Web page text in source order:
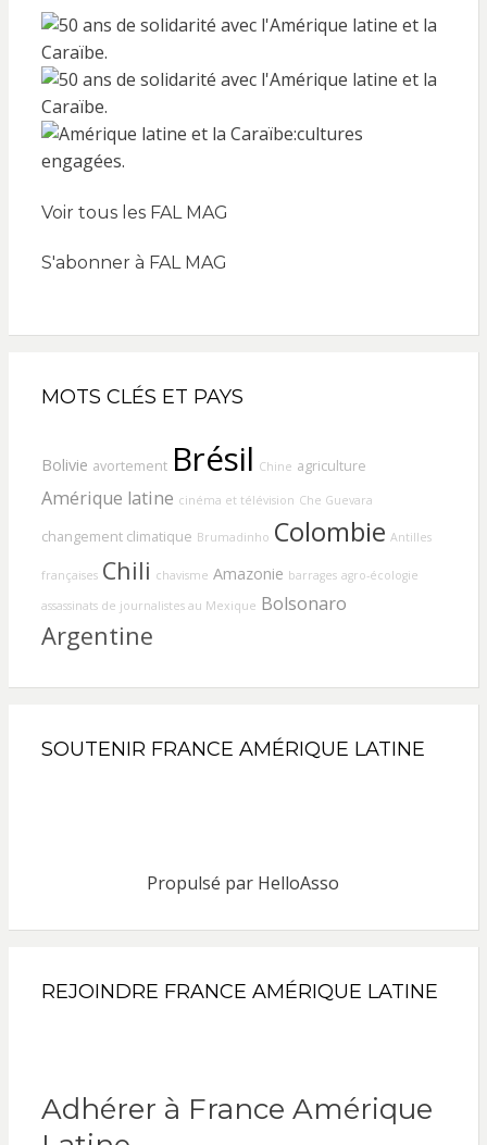
Voir tous les FAL MAG
S'abonner à FAL MAG
MOTS CLÉS ET PAYS
Bolivie avortement Brésil Chine agriculture
Amérique latine cinéma et télévision Che Guevara
changement climatique Brumadinho Colombie Antilles
françaises Chili chavisme Amazonie barrages agro-écologie
assassinats de journalistes au Mexique Bolsonaro
Argentine
SOUTENIR FRANCE AMÉRIQUE LATINE
Propulsé par HelloAsso
REJOINDRE FRANCE AMÉRIQUE LATINE
Adhérer à France Amérique